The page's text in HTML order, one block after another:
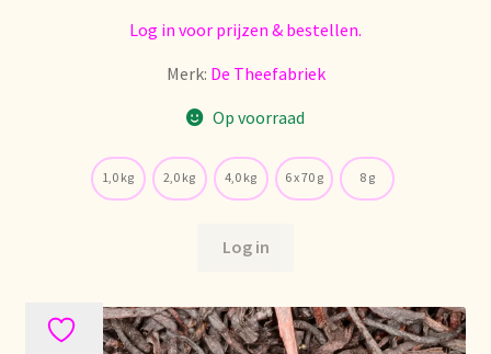
Questions relatives aux stocks
Retours et garantie
Sécurité alimentaire
Log in voor prijzen & bestellen.
Merk: De Theefabriek
Op voorraad
1,0 kg 2,0 kg 4,0 kg 6 x 70 g 8 g
Log in